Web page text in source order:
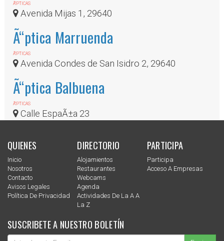
Ã“PTICAS
Avenida Mijas 1, 29640
Ã“ptica Marruenda
Ã“PTICAS
Avenida Condes de San Isidro 2, 29640
Ã“ptica Balbuena
Ã“PTICAS
Calle EspaÃ±a 23
QUIENES
Inicio
Nosotros
Contacto
Avisos Legales
Política De Privacidad
DIRECTORIO
Alojamientos
Restaurantes
Webcams
Agenda
Actividades De La A A
La Z
PARTICIPA
Participa
Acceso A Empresas
SUSCRIBETE A NUESTRO BOLETÍN